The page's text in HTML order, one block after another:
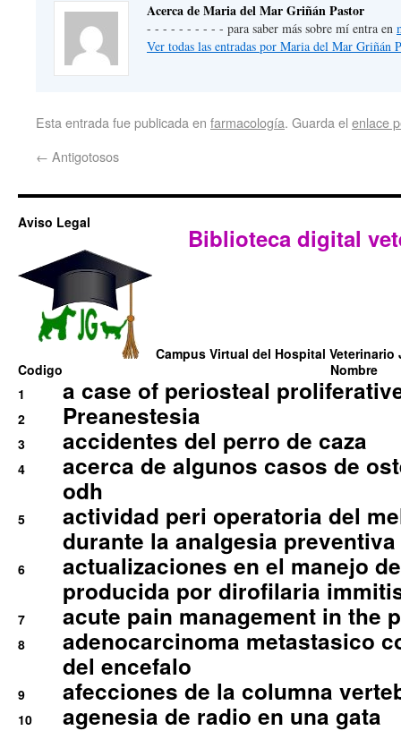
Acerca de Maria del Mar Griñán Pastor
- - - - - - - - - - para saber más sobre mí entra en
Ver todas las entradas por Maria del Mar Griñán
Esta entrada fue publicada en farmacología. Guarda el enlace
← Antigotosos
Aviso Legal
Biblioteca digital
Campus Virtual del Hospital Veterinario
Codigo
Nombre
1
a case of periosteal
2 Preanestesia
3 accidentes del perro de caza
4
acerca de algunos casos de
odh
5
actividad peri operatoria del
durante la analgesia
6
actualizaciones en el manejo
producida por dirofilaria
7 acute pain management in the
8
adenocarcinoma metastasico
del encefalo
9 afecciones de la columna
10 agenesia de radio en una gata